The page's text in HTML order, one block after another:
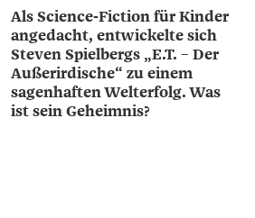
Als Science-Fiction für Kinder
angedacht, entwickelte sich
Steven Spielbergs „E.T. – Der
Außerirdische“ zu einem
sagenhaften Welterfolg. Was
ist sein Geheimnis?